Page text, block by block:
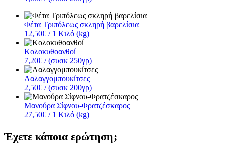
Φέτα Τριπόλεως σκληρή βαρελίσια
12,50€ / 1 Κιλό (kg)
Κολοκυθοανθοί
7,20€ / (συσκ 250γρ)
Λαλαγγομπουκίτσες
2,50€ / (συσκ 200γρ)
Μανούρα Σίφνου-Φρατζέσκαρος
27,50€ / 1 Κιλό (kg)
Έχετε κάποια ερώτηση;